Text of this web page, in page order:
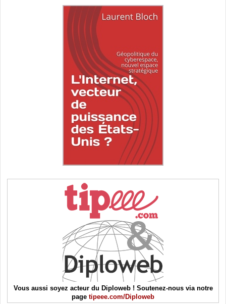
Vous aussi soyez acteur du Diploweb ! Soutenez-nous via notre
page tipeee.com/Diploweb